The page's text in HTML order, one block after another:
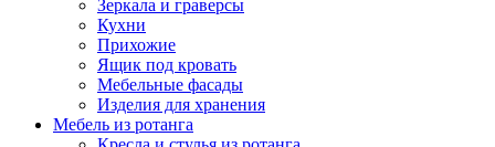
Зеркала и граверсы
Кухни
Прихожие
Ящик под кровать
Мебельные фасады
Изделия для хранения
Мебель из ротанга